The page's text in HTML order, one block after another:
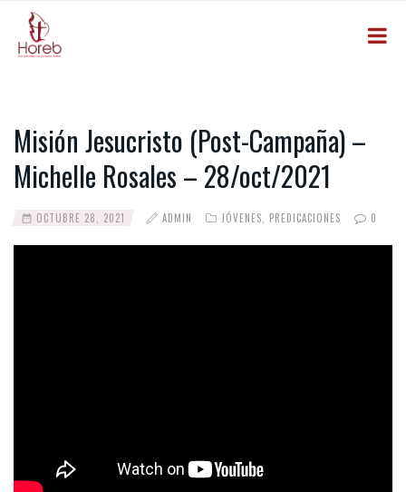
Misión Jesucristo (Post-Campaña) –
Michelle Rosales – 28/oct/2021
OCTUBRE 28, 2021 ADMIN JÓVENES PREDICACIONES 0